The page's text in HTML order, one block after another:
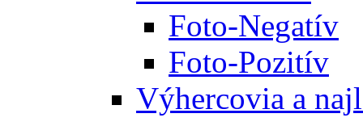
Foto-Negatív
Foto-Pozitív
Výhercovia a